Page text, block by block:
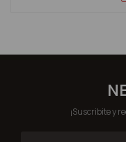
¡Suscribite y